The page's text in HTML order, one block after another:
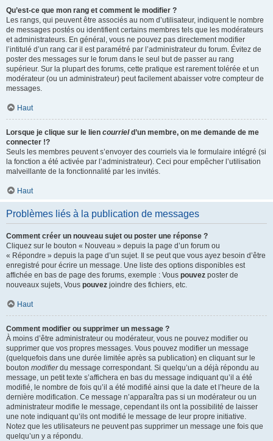
Qu’est-ce que mon rang et comment le modifier ?
Les rangs, qui peuvent être associés au nom d’utilisateur, indiquent le nombre
de messages postés ou identifient certains membres tels que les modérateurs
et administrateurs. En général, vous ne pouvez pas directement modifier
l’intitulé d’un rang car il est paramétré par l’administrateur du forum. Évitez de
poster des messages sur le forum dans le seul but de passer au rang
supérieur. Sur la plupart des forums, cette pratique est rarement tolérée et un
modérateur (ou un administrateur) peut facilement abaisser votre compteur de
messages.
Haut
Lorsque je clique sur le lien courrield’un membre, on me demande de me
connecter !?
Seuls les membres peuvent s’envoyer des courriels via le formulaire intégré (si
la fonction a été activée par l’administrateur). Ceci pour empêcher l’utilisation
malveillante de la fonctionnalité par les invités.
Haut
Problèmes liés à la publication de messages
Comment créer un nouveau sujet ou poster une réponse ?
Cliquez sur le bouton « Nouveau » depuis la page d’un forum ou
« Répondre » depuis la page d’un sujet. Il se peut que vous ayez besoin d’être
enregistré pour écrire un message. Une liste des options disponibles est
affichée en bas de page des forums, exemple : Vous pouvez poster de
nouveaux sujets, Vous pouvez joindre des fichiers, etc.
Haut
Comment modifier ou supprimer un message ?
À moins d’être administrateur ou modérateur, vous ne pouvez modifier ou
supprimer que vos propres messages. Vous pouvez modifier un message
(quelquefois dans une durée limitée après sa publication) en cliquant sur le
bouton modifierdu message correspondant. Si quelqu’un a déjà répondu au
message, un petit texte s’affichera en bas du message indiquant qu’il a été
modifié, le nombre de fois qu’il a été modifié ainsi que la date et l’heure de la
dernière modification. Ce message n’apparaîtra pas si un modérateur ou un
administrateur modifie le message, cependant ils ont la possibilité de laisser
une note indiquant qu’ils ont modifié le message de leur propre initiative.
Notez que les utilisateurs ne peuvent pas supprimer un message une fois que
quelqu’un y a répondu.